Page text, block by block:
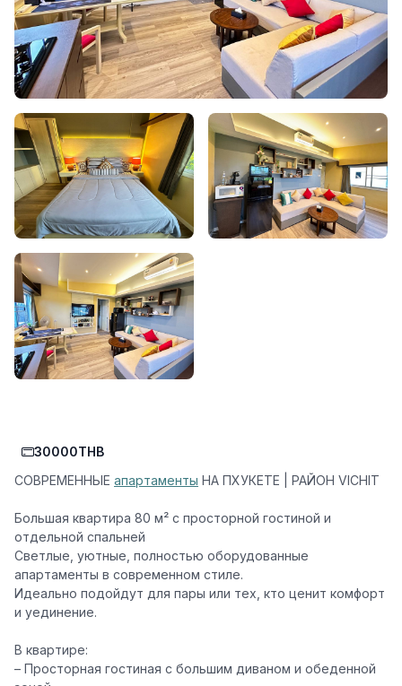
30000THB
СОВРЕМЕННЫЕ апартаменты НА ПХУКЕТЕ | РАЙОН VICHIT ️
Большая квартира 80 м² с просторной гостиной и
отдельной спальней
Светлые, уютные, полностью оборудованные
апартаменты в современном стиле.
Идеально подойдут для пары или тех, кто ценит комфорт
и уединение.
В квартире:
– Просторная гостиная с большим диваном и обеденной